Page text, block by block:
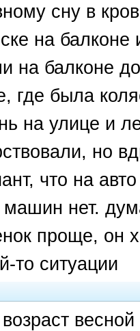
сну в
на
на балконе
где была
на улице и
но
что на
машин нет.
проще, он
то ситуации